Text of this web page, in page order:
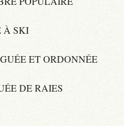
À SKI
ET ORDONNÉE
DE RAIES